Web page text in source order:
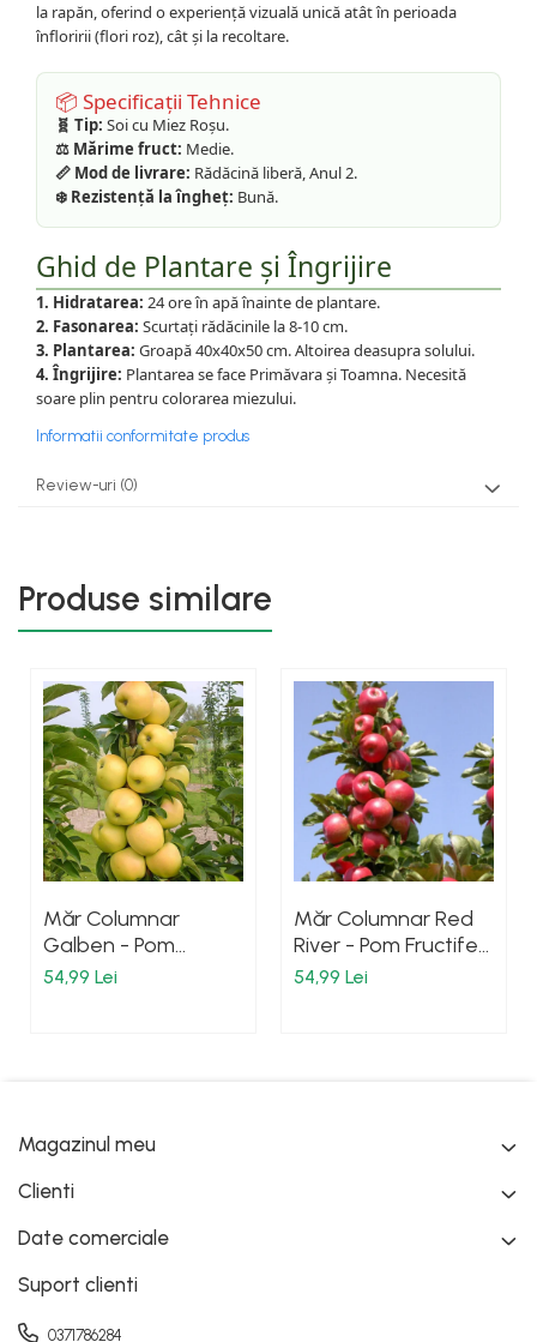
la rapăn, oferind o experiență vizuală unică atât în perioada
înfloririi (flori roz), cât și la recoltare.
📦 Specificații Tehnice
🧬 Tip: Soi cu Miez Roșu.
⚖️ Mărime fruct: Medie.
📏 Mod de livrare: Rădăcină liberă, Anul 2.
❄️ Rezistență la îngheț: Bună.
Ghid de Plantare și Îngrijire
1. Hidratarea: 24 ore în apă înainte de plantare.
2. Fasonarea: Scurtați rădăcinile la 8-10 cm.
3. Plantarea: Groapă 40x40x50 cm. Altoirea deasupra solului.
4. Îngrijire: Plantarea se face Primăvara și Toamna. Necesită
soare plin pentru colorarea miezului.
Informatii conformitate produs
Review-uri (0)
Produse similare
Măr Columnar
Galben - Pom
Fructifer - Anul 2
54,99 Lei
Măr Columnar Red
River - Pom Fructifer
- Anul 2
54,99 Lei
Magazinul meu
Clienti
Date comerciale
Suport clienti
0371786284